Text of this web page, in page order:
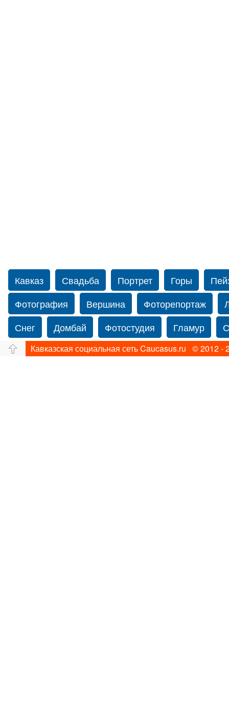
Кавказ Свадьба Портрет Горы
Фотография
Вершина Фоторепортаж
Снег
Домбай Фотостудия Гламур
Путешествие
Перевал Свадьба фото
Кавказская социальная сеть Caucasus.ru © 2012 -